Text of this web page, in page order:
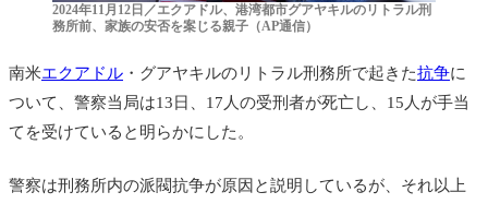
2024年11月12日／エクアドル、港湾都市グアヤキルのリトラル刑
務所前、家族の安否を案じる親子（AP通信）
南米エクアドル ・ グアヤキルのリトラル刑務所で起きた抗争に
ついて、警察当局は13日、17人の受刑者が死亡し、15人が手当
てを受けていると明らかにした。
警察は刑務所内の派閥抗争が原因と説明しているが、それ以上